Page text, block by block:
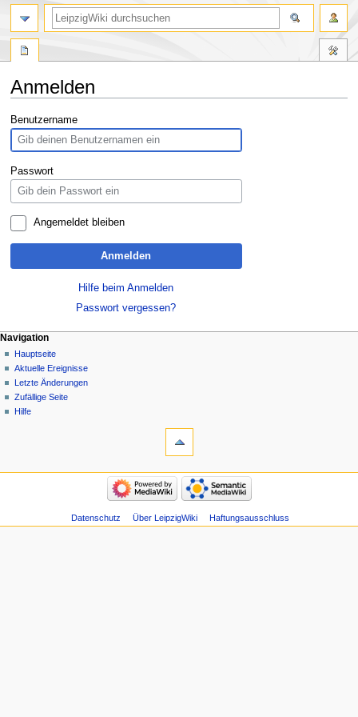
Anmelden
Zur
Navigation
springen
Zur
Suche
springen
Benutzername
Passwort
Angemeldet bleiben
Anmelden
Hilfe beim Anmelden
Passwort vergessen?
Navigation
Hauptseite
Aktuelle Ereignisse
Letzte Änderungen
Zufällige Seite
Hilfe
Datenschutz Über LeipzigWiki Haftungsausschluss